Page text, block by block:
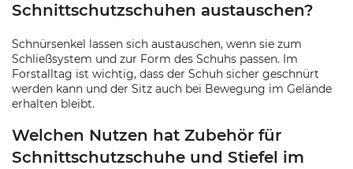
Schnittschutzschuhen austauschen?
Schnürsenkel lassen sich austauschen, wenn sie zum
Schließsystem und zur Form des Schuhs passen. Im
Forstalltag ist wichtig, dass der Schuh sicher geschnürt
werden kann und der Sitz auch bei Bewegung im Gelände
erhalten bleibt.
Welchen Nutzen hat Zubehör für
Schnittschutzschuhe und Stiefel im